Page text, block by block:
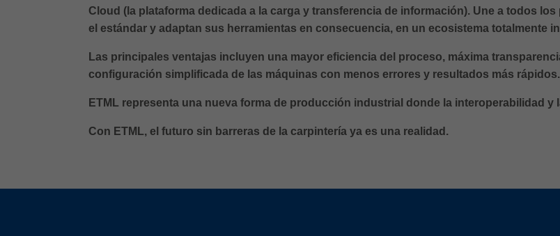
Cloud (la plataforma dedicada a la carga y transferencia de información). Une a todos
el estándar y adaptan sus herramientas en consecuencia, en un ecosistema totalmente
Las principales ventajas incluyen una mayor eficiencia del proceso, máxima
configuración simplificada de las máquinas con menos errores y resultados más rápidos.
ETML representa una nueva forma de producción industrial donde la interoperabilidad
Con ETML, el futuro sin barreras de la carpintería ya es una realidad.